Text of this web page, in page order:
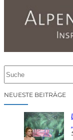
cNEUESTE BEITRÄGE